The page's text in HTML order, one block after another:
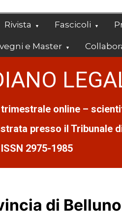
Rivista Fascicoli
e Master
online –
presso il Tribunale
2975-1985
di Belluno